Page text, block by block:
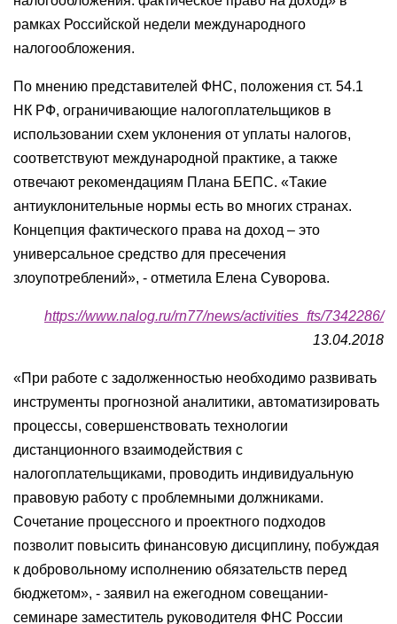
рамках Российской недели международного
налогообложения.
По мнению представителей ФНС, положения ст. 54.1
НК РФ, ограничивающие налогоплательщиков в
использовании схем уклонения от уплаты налогов,
соответствуют международной практике, а также
отвечают рекомендациям Плана БЕПС. «Такие
антиуклонительные нормы есть во многих странах.
Концепция фактического права на доход – это
универсальное средство для пресечения
злоупотреблений», - отметила Елена Суворова.
https://www.nalog.ru/rn77/news/activities_fts/7342286/
13.04.2018
«При работе с задолженностью необходимо развивать
инструменты прогнозной аналитики, автоматизировать
процессы, совершенствовать технологии
дистанционного взаимодействия с
налогоплательщиками, проводить индивидуальную
правовую работу с проблемными должниками.
Сочетание процессного и проектного подходов
позволит повысить финансовую дисциплину, побуждая
к добровольному исполнению обязательств перед
бюджетом», - заявил на ежегодном совещании-
семинаре заместитель руководителя ФНС России